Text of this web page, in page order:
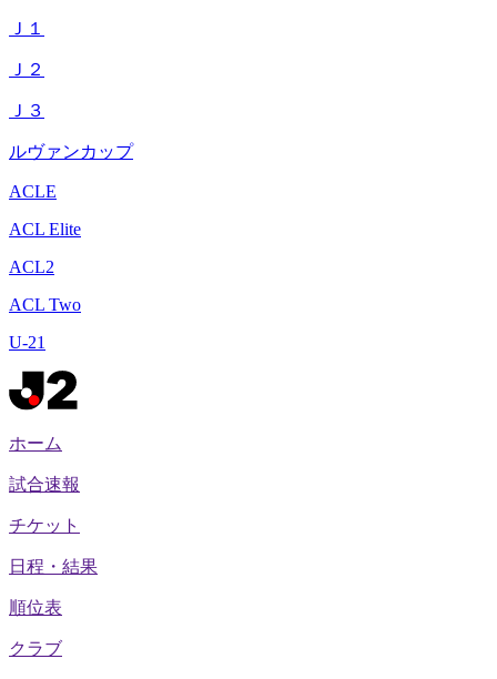
Ｊ１
Ｊ２
Ｊ３
ルヴァンカップ
ACLE
ACL Elite
ACL2
ACL Two
U-21
ホーム
試合速報
チケット
日程・結果
順位表
クラブ